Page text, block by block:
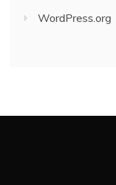
WordPress.org